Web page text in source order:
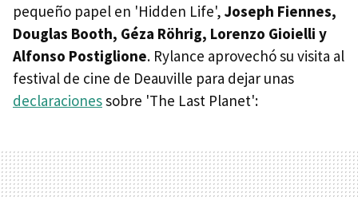
pequeño papel en 'Hidden Life', Joseph Fiennes,
Douglas Booth, Géza Röhrig, Lorenzo Gioielli y
Alfonso Postiglione. Rylance aprovechó su visita al
festival de cine de Deauville para dejar unas
declaracionessobre 'The Last Planet':